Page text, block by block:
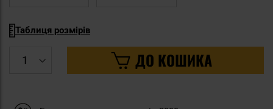
Таблиця розмірів
ДО КОШИКА